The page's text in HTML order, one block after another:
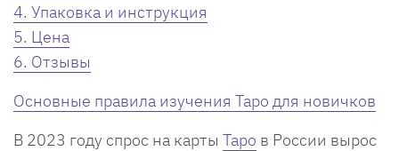
4. Упаковка и инструкция
5. Цена
6. Отзывы
Основные правила изучения Таро для новичков
В 2023 году спрос на карты Таро в России вырос